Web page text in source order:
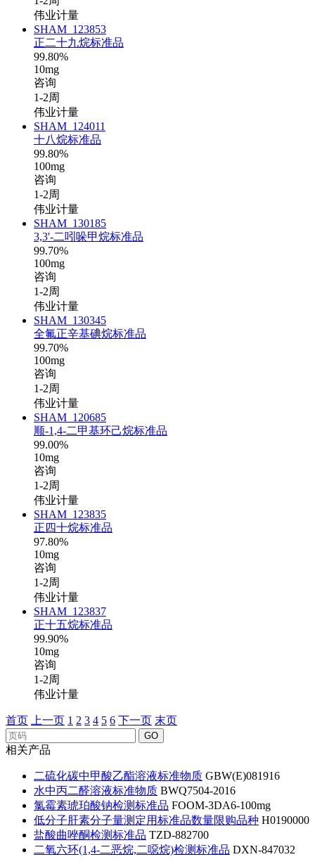
伟业计量
SHAM_123853
正二十九烷标准品
99.80%
10mg
咨询
1-2周
伟业计量
SHAM_124011
十八烷标准品
99.80%
100mg
咨询
1-2周
伟业计量
SHAM_130185
3,3'-二吲哚甲烷标准品
99.70%
100mg
咨询
1-2周
伟业计量
SHAM_130345
全氟正辛基碘烷标准品
99.70%
100mg
咨询
1-2周
伟业计量
SHAM_120685
顺-1,4-二甲基环己烷标准品
99.00%
10mg
咨询
1-2周
伟业计量
SHAM_123835
正四十烷标准品
97.80%
10mg
咨询
1-2周
伟业计量
SHAM_123837
正十五烷标准品
99.90%
10mg
咨询
1-2周
伟业计量
首页 上一页 1 2 3 4 5 6 下一页 末页
GO
相关产品
二硫化碳中甲酸乙酯溶液标准物质 GBW(E)081916
水中丙二醛溶液标准物质 BWQ7504-2016
氯霉素琥珀酸钠检测标准品 FOOM-3DA6-100mg
低分子肝素分子量测定用标准品数量限购品种 H0190000
盐酸曲唑酮检测标准品 TZD-882700
二氧六环(1,4-二恶烷,二噁烷)检测标准品 DXN-847032